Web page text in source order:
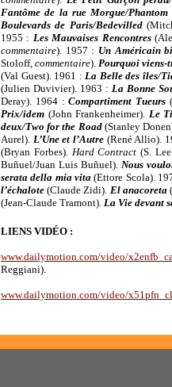
Fantôme de la rue Morgue/
Boulevards de Paris/Bedevilled
1955 : Les Mauvaises Rencontres
commentaire). 1957 : Un Américain
Stoloff,commentaire).Pourquoi viens-
(Val Guest). 1961 :La Belle des îles/
(Julien Duvivier). 1963 : La Bonne
Deray). 1964 :Compartiment Tueurs
Prix/idem (John Frankenheimer). Le
deux/Two for the Road (Stanley
Aurel). L’Une et l’Autre (René Allio).
(Bryan Forbes). Hard Contract (S.
Buñuel/Juan Luis Buñuel). Nous
serata della mia vita (Ettore Scola).
l’échalote (Claude Zidi). El anacoreta
(Jean-Claude Tramont). La Vie devant
LIENS VIDÉO :
www.dailymotion.com/video/
Reggiani).
www.dailymotion.com/video/